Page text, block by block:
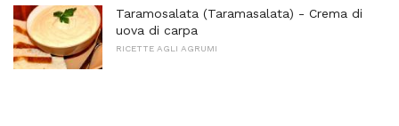
Taramosalata (Taramasalata) - Crema di
uova di carpa
RICETTE AGLI AGRUMI